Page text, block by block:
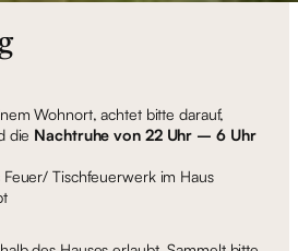
Wohnort, achtet bitte darauf,
die Nachtruhe von 22 Uhr – 6 Uhr
Tischfeuerwerk im Haus